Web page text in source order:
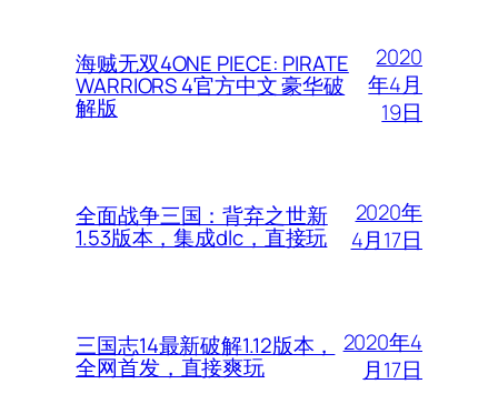
海贼无双4ONE PIECE: PIRATE
WARRIORS 4官方中文 豪华破
解版
2020
年4月
19日
全面战争三国：背弃之世新
1.53版本，集成dlc，直接玩
2020年
4月17日
三国志14最新破解1.12版本，
全网首发，直接爽玩
2020年4
月17日